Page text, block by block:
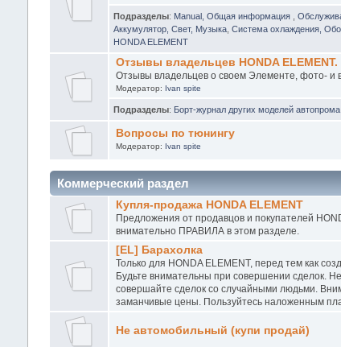
Подразделы: Manual, Общая информация
Аккумулятор, Свет, Музыка, Система охлаждения,
HONDA ELEMENT
Отзывы владельцев HONDA
Отзывы владельцев о своем Элементе, фото- и
Модератор: Ivan spite
Подразделы: Борт-журнал других моделей автопрома.
Вопросы по тюнингу
Модератор: Ivan spite
Коммерческий раздел
Купля-продажа HONDA ELEMENT
Предложения от продавцов и покупателей
внимательно ПРАВИЛА в этом разделе.
[EL] Барахолка
Только для HONDA ELEMENT, перед тем как
Будьте внимательны при совершении сделок.
совершайте сделок со случайными людьми.
заманчивые цены. Пользуйтесь наложенным
Не автомобильный (купи продай)